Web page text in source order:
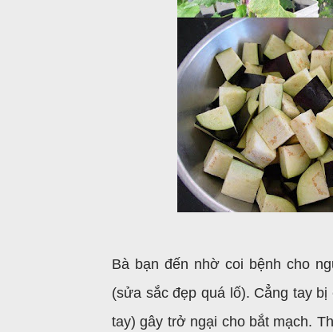
Bà bạn đến nhờ coi bệnh cho
(sửa sắc đẹp quá lố). Cẳng tay
tay) gây trở ngại cho bắt mạch.